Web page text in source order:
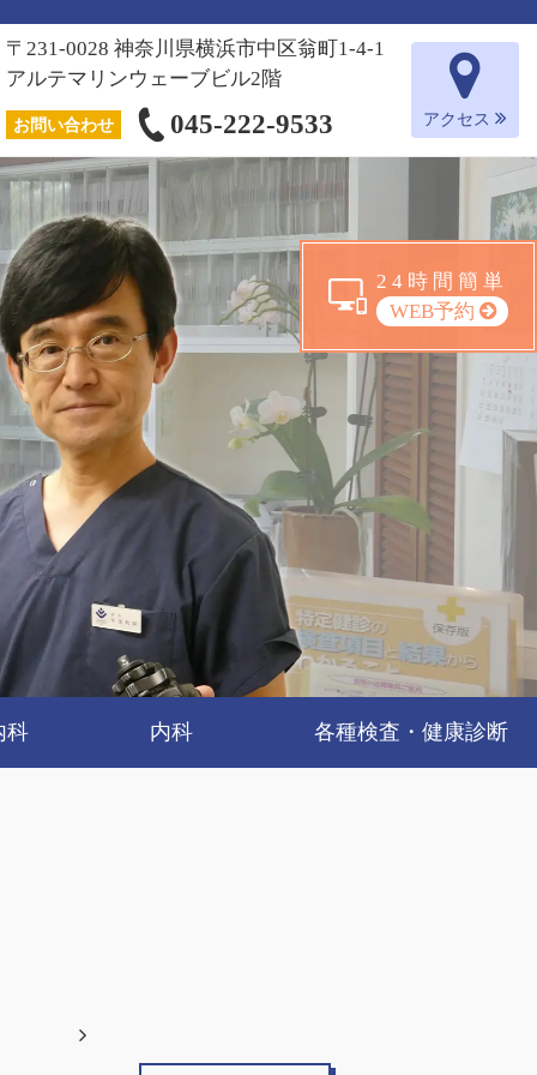
〒231-0028 神奈川県横浜市中区翁町1-4-1
アルテマリンウェーブビル2階
お問い合わせ 045-222-9533 アクセス
科 内科 各種検査・健康診断
24時間簡単
WEB予約